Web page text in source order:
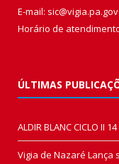
E-mail:
Horário de
ÚLTIMAS
ALDIR BLANC CICLO II
Vigia de Nazaré Lança